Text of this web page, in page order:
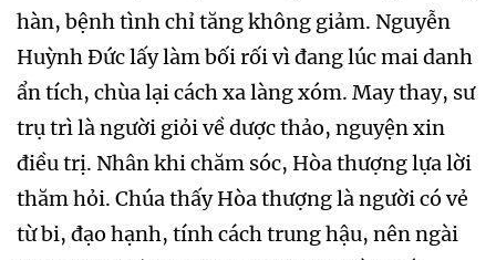
hàn, bệnh tình chỉ tăng không giảm. Nguyễn
Huỳnh Đức lấy làm bối rối vì đang lúc mai danh
ẩn tích, chùa lại cách xa làng xóm. May thay, sư
trụ trì là người giỏi về dược thảo, nguyện xin
điều trị. Nhân khi chăm sóc, Hòa thượng lựa lời
thăm hỏi. Chúa thấy Hòa thượng là người có vẻ
từ bi, đạo hạnh, tính cách trung hậu, nên ngài